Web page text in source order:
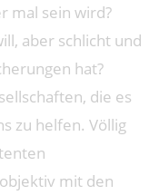
mal sein wird?
aber schlicht und
hat?
die es
zu helfen. Völlig
mit den